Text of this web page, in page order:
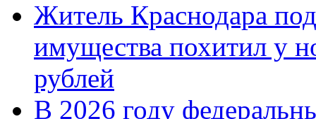
Житель Краснодара
имущества похитил у
рублей
В 2026 году